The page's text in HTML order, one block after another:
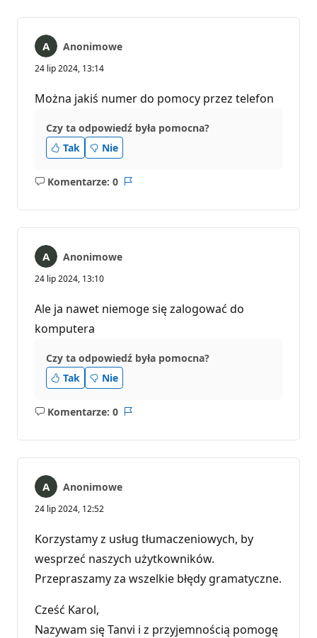
Anonimowe
24 lip 2024, 13:14
Można jakiś numer do pomocy przez telefon
Czy ta odpowiedź była pomocna?
Tak
Nie
Komentarze: 0
Brak
Anonimowe
24 lip 2024, 13:10
Ale ja nawet niemoge się zalogować do
komputera
Czy ta odpowiedź była pomocna?
Tak
Nie
Komentarze: 0
Brak
Anonimowe
24 lip 2024, 12:52
Korzystamy z usług tłumaczeniowych, by
wesprzeć naszych użytkowników.
Przepraszamy za wszelkie błędy gramatyczne.
Cześć Karol,
Nazywam się Tanvi i z przyjemnością pomogę